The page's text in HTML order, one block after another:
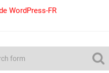
WordPress-FR